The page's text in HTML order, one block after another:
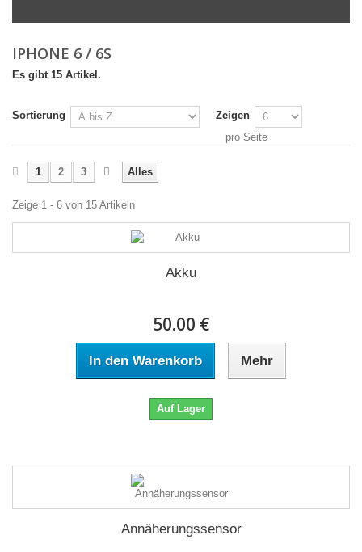
IPHONE 6 / 6S
Es gibt 15 Artikel.
Sortierung
Zeigen
pro Seite
Alles
1 2 3
Zeige 1 - 6 von 15 Artikeln
Akku
50.00 €
In den Warenkorb Mehr
Auf Lager
Annäherungssensor